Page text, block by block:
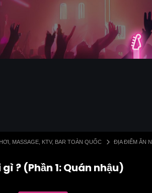
MASSAGE, KTV, BAR TOÀN QUỐC ĐỊA ĐIỂM ĂN
? (Phần 1: Quán nhậu)